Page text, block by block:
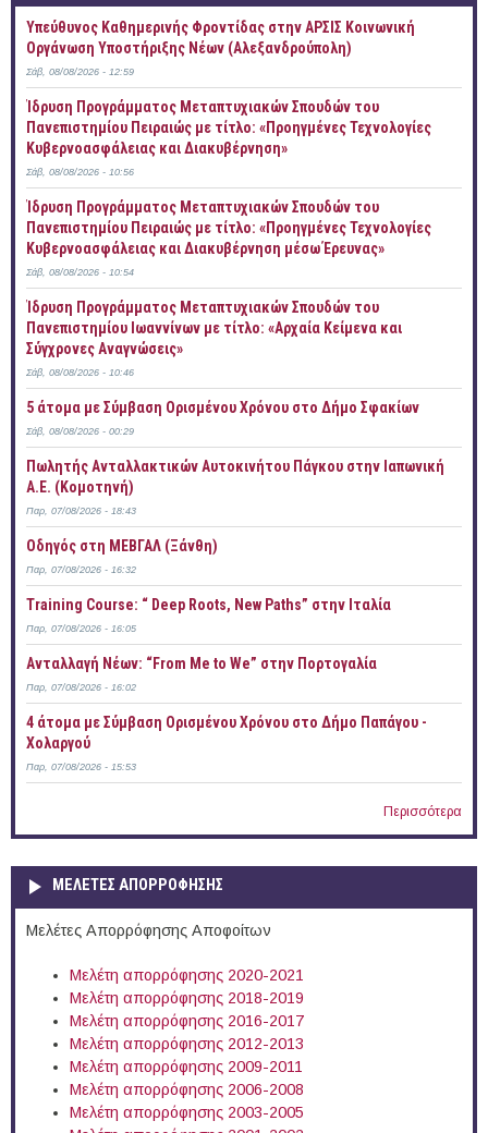
Yπεύθυνος Καθημερινής Φροντίδας στην ΑΡΣΙΣ Κοινωνική
Οργάνωση Υποστήριξης Νέων (Αλεξανδρούπολη)
Σάβ, 08/08/2026 - 12:59
Ίδρυση Προγράμματος Μεταπτυχιακών Σπουδών του
Πανεπιστημίου Πειραιώς με τίτλο: «Προηγμένες Τεχνολογίες
Κυβερνοασφάλειας και Διακυβέρνηση»
Σάβ, 08/08/2026 - 10:56
Ίδρυση Προγράμματος Μεταπτυχιακών Σπουδών του
Πανεπιστημίου Πειραιώς με τίτλο: «Προηγμένες Τεχνολογίες
Κυβερνοασφάλειας και Διακυβέρνηση μέσω Έρευνας»
Σάβ, 08/08/2026 - 10:54
Ίδρυση Προγράμματος Μεταπτυχιακών Σπουδών του
Πανεπιστημίου Ιωαννίνων με τίτλο: «Αρχαία Κείμενα και
Σύγχρονες Αναγνώσεις»
Σάβ, 08/08/2026 - 10:46
5 άτομα με Σύμβαση Ορισμένου Χρόνου στο Δήμο Σφακίων
Σάβ, 08/08/2026 - 00:29
Πωλητής Ανταλλακτικών Αυτοκινήτου Πάγκου στην Ιαπωνική
Α.Ε. (Κομοτηνή)
Παρ, 07/08/2026 - 18:43
Οδηγός στη ΜΕΒΓΑΛ (Ξάνθη)
Παρ, 07/08/2026 - 16:32
Training Course: “ Deep Roots, New Paths” στην Ιταλία
Παρ, 07/08/2026 - 16:05
Ανταλλαγή Νέων: “From Me to We” στην Πορτογαλία
Παρ, 07/08/2026 - 16:02
4 άτομα με Σύμβαση Ορισμένου Χρόνου στο Δήμο Παπάγου -
Χολαργού
Παρ, 07/08/2026 - 15:53
Περισσότερα
ΜΕΛΕΤΕΣ ΑΠΟΡΡΟΦΗΣΗΣ
Μελέτες Απορρόφησης Αποφοίτων
Μελέτη απορρόφησης 2020-2021
Μελέτη απορρόφησης 2018-2019
Μελέτη απορρόφησης 2016-2017
Μελέτη απορρόφησης 2012-2013
Μελέτη απορρόφησης 2009-2011
Μελέτη απορρόφησης 2006-2008
Μελέτη απορρόφησης 2003-2005